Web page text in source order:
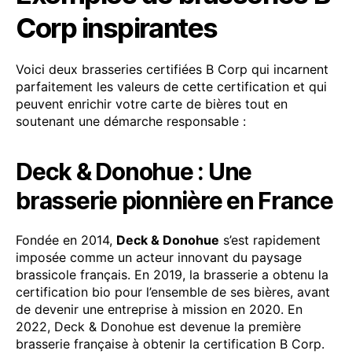
Corp inspirantes
Voici deux brasseries certifiées B Corp qui incarnent
parfaitement les valeurs de cette certification et qui
peuvent enrichir votre carte de bières tout en
soutenant une démarche responsable :
Deck & Donohue : Une
brasserie pionnière en France
Fondée en 2014, Deck & Donohue s’est rapidement
imposée comme un acteur innovant du paysage
brassicole français. En 2019, la brasserie a obtenu la
certification bio pour l’ensemble de ses bières, avant
de devenir une entreprise à mission en 2020. En
2022, Deck & Donohue est devenue la première
brasserie française à obtenir la certification B Corp.